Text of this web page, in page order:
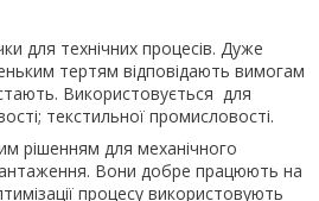
для технічних процесів. Дуже
тертям відповідають вимогам
Використовується для
текстильної промисловості.
рішенням для механічного
Вони добре працюють на
процесу використовують